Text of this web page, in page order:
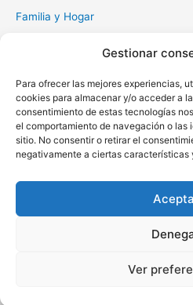
Gestionar
Para ofrecer las mejores experiencias,
cookies para almacenar y/o acceder a
consentimiento de estas tecnologías
el comportamiento de navegación o
sitio. No consentir o retirar el
negativamente a ciertas características
Ver
Familia y Hogar
Muerte y Difuntos
Oraciones Diarias
Otras
Protección y Liberación
Salud y Sanación